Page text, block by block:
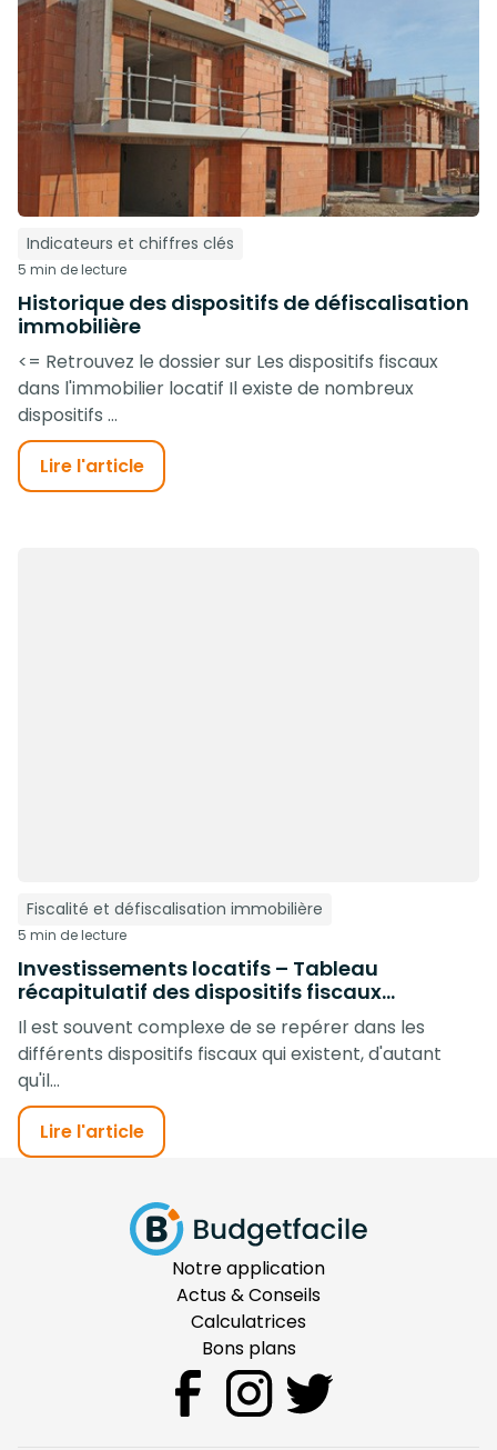
Indicateurs et chiffres clés
5 min de lecture
Historique des dispositifs de défiscalisation
immobilière
<= Retrouvez le dossier sur Les dispositifs fiscaux
dans l'immobilier locatif Il existe de nombreux
dispositifs ...
Lire l'article
Fiscalité et défiscalisation immobilière
5 min de lecture
Investissements locatifs – Tableau
récapitulatif des dispositifs fiscaux...
Il est souvent complexe de se repérer dans les
différents dispositifs fiscaux qui existent, d'autant
qu'il...
Lire l'article
Notre application
Actus & Conseils
Calculatrices
Bons plans